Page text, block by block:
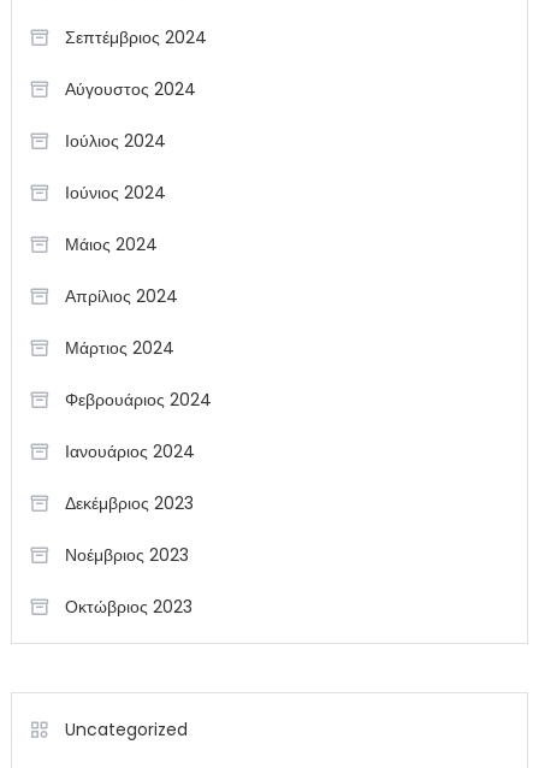
Σεπτέμβριος 2024
Αύγουστος 2024
Ιούλιος 2024
Ιούνιος 2024
Μάιος 2024
Απρίλιος 2024
Μάρτιος 2024
Φεβρουάριος 2024
Ιανουάριος 2024
Δεκέμβριος 2023
Νοέμβριος 2023
Οκτώβριος 2023
Uncategorized